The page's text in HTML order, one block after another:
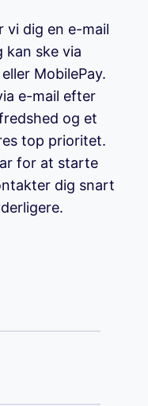
vi dig en e-mail
ske via
MobilePay.
e-mail efter
og et
top prioritet.
for at starte
dig snart